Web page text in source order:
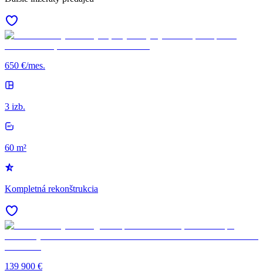
650 €/mes.
3 izb.
60 m²
Kompletná rekonštrukcia
139 900 €